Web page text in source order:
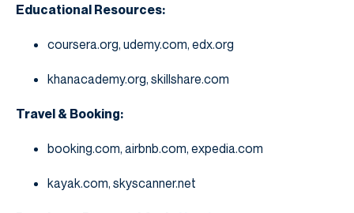
Educational Resources:
coursera.org, udemy.com, edx.org
khanacademy.org, skillshare.com
Travel & Booking:
booking.com, airbnb.com, expedia.com
kayak.com, skyscanner.net